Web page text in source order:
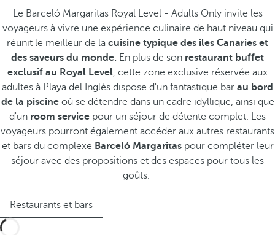
Le Barceló Margaritas Royal Level - Adults Only invite les
voyageurs à vivre une expérience culinaire de haut niveau qui
réunit le meilleur de la cuisine typique des îles Canaries et
des saveurs du monde. En plus de son restaurant buffet
exclusif au Royal Level, cette zone exclusive réservée aux
adultes à Playa del Inglés dispose d'un fantastique bar au bord
de la piscineoù se détendre dans un cadre idyllique, ainsi que
d'un room service pour un séjour de détente complet. Les
voyageurs pourront également accéder aux autres restaurants
et bars du complexe Barceló Margaritaspour compléter leur
séjour avec des propositions et des espaces pour tous les
goûts.
Restaurants et bars